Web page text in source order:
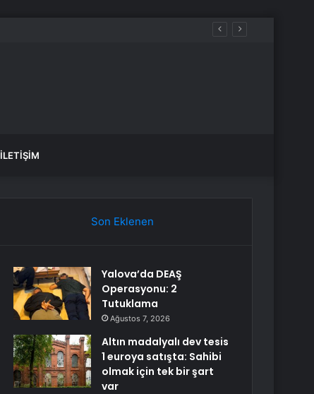
İLETIŞIM
Son Eklenen
Yalova’da DEAŞ
Operasyonu: 2
Tutuklama
Ağustos 7, 2026
Altın madalyalı dev tesis
1 euroya satışta: Sahibi
olmak için tek bir şart
var